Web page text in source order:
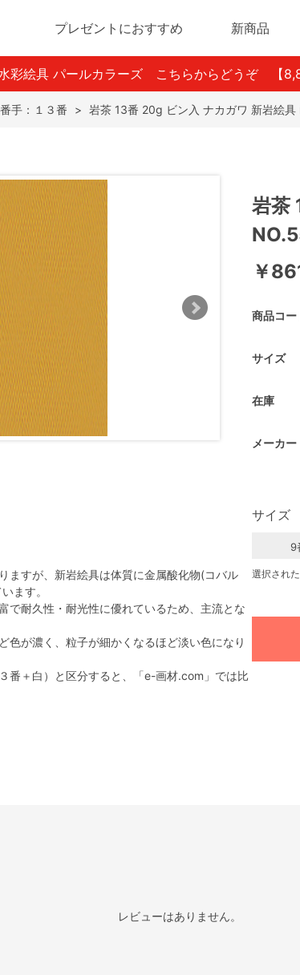
プレゼントにおすすめ 新商品
彩絵具 パールカラーズ こちらからどうぞ 【
番手：１３番 > 岩茶 13番 20g ビン入 ナカガワ 新岩絵具
ますが、新岩絵具は体質に金属酸化物(コバル
ます。
で耐久性・耐光性に優れているため、主流とな
色が濃く、粒子が細かくなるほど淡い色になり
番＋白）と区分すると、「e-画材.com」では比
岩茶
￥
商品コー
サイズ
在庫
メーカー
サイズ
9
選択され
レビューはありません。